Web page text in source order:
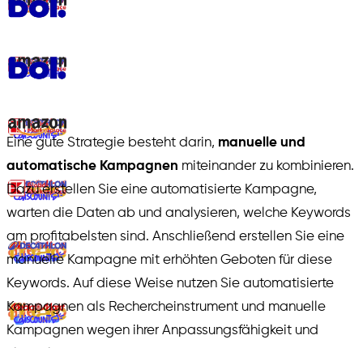
Eine gute Strategie besteht darin, manuelle und
automatische Kampagnen miteinander zu kombinieren.
Dazu erstellen Sie eine automatisierte Kampagne,
warten die Daten ab und analysieren, welche Keywords
am profitabelsten sind. Anschließend erstellen Sie eine
manuelle Kampagne mit erhöhten Geboten für diese
Keywords. Auf diese Weise nutzen Sie automatisierte
Kampagnen als Rechercheinstrument und manuelle
Kampagnen wegen ihrer Anpassungsfähigkeit und